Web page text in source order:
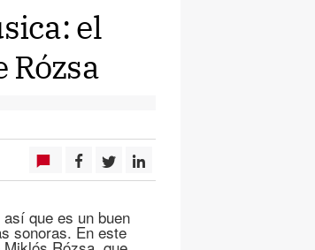
el
que es un buen
sonoras. En este